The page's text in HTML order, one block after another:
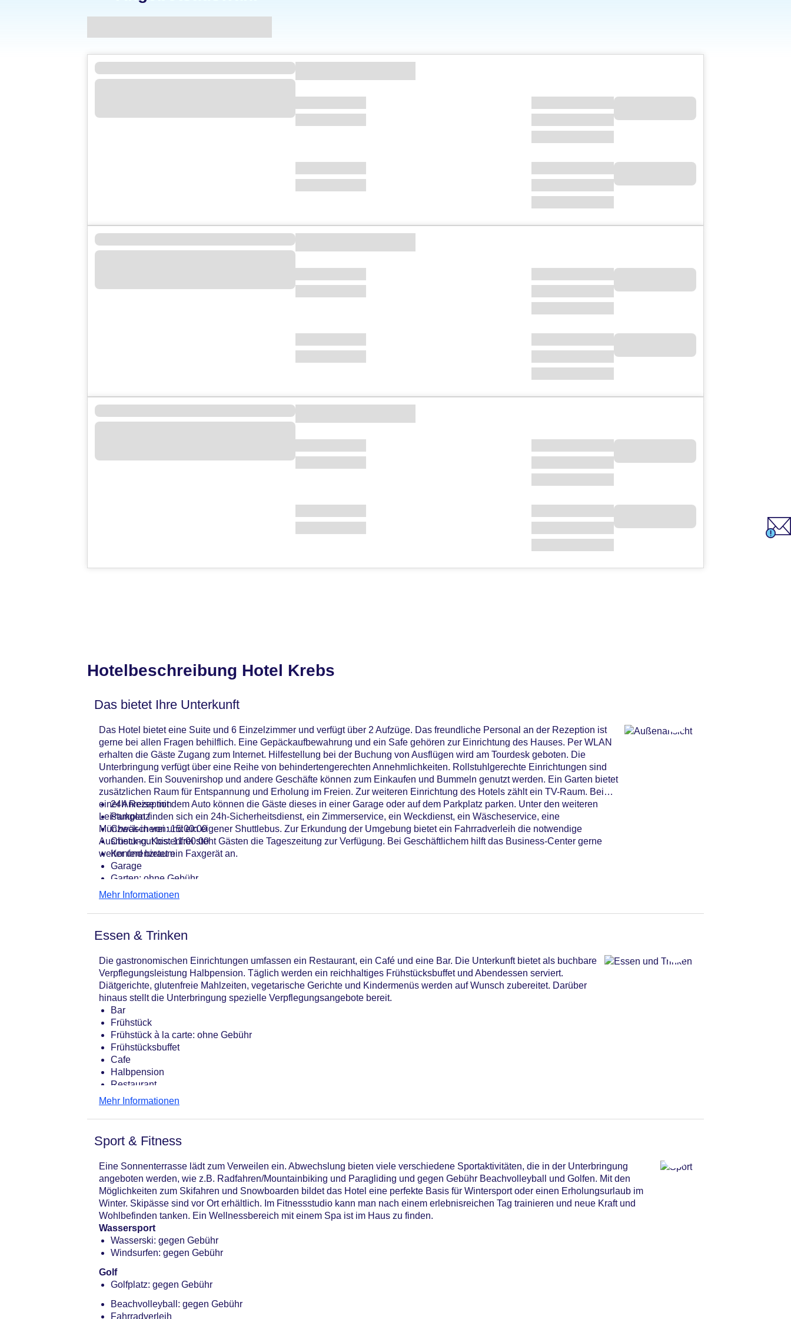
Hotelbeschreibung Hotel Krebs
Das bietet Ihre Unterkunft
Das Hotel bietet eine Suite und 6 Einzelzimmer und verfügt über 2 Aufzüge. Das freundliche Personal an der Rezeption ist
gerne bei allen Fragen behilflich. Eine Gepäckaufbewahrung und ein Safe gehören zur Einrichtung des Hauses. Per WLAN
erhalten die Gäste Zugang zum Internet. Hilfestellung bei der Buchung von Ausflügen wird am Tourdesk geboten. Die
Unterbringung verfügt über eine Reihe von behindertengerechten Annehmlichkeiten. Rollstuhlgerechte Einrichtungen sind
vorhanden. Ein Souvenirshop und andere Geschäfte können zum Einkaufen und Bummeln genutzt werden. Ein Garten bietet
zusätzlichen Raum für Entspannung und Erholung im Freien. Zur weiteren Einrichtung des Hotels zählt ein TV-Raum. Bei
einer Anreise mit dem Auto können die Gäste dieses in einer Garage oder auf dem Parkplatz parken. Unter den weiteren
Leistungen finden sich ein 24h-Sicherheitsdienst, ein Zimmerservice, ein Weckdienst, ein Wäscheservice, eine
Münzwäscherei und ein eigener Shuttlebus. Zur Erkundung der Umgebung bietet ein Fahrradverleih die notwendige
Ausrüstung. Kostenfrei steht Gästen die Tageszeitung zur Verfügung. Bei Geschäftlichem hilft das Business-Center gerne
weiter und bietet ein Faxgerät an.
24h Rezeption
Parkplatz
Check-in von: 15:00:00
Check-out bis: 11:00:00
Konferenzraum
Garage
Garten: ohne Gebühr
Hoteleröffnung: 1875
WLAN/WiFi im Hotel
Anzahl der Konferenzräume: 1
Haustiere
Zimmerservice
Sonnenterrasse
Gesamtanzahl der Stockwerke: 4
Gesamtanzahl der Zimmer: 44
Zahlungsarten: American Express, Diners Club, Mastercard, Visa
Landeskategorie: 4 Sterne
Mehr Informationen
Essen & Trinken
Die gastronomischen Einrichtungen umfassen ein Restaurant, ein Café und eine Bar. Die Unterkunft bietet als buchbare
Verpflegungsleistung Halbpension. Täglich werden ein reichhaltiges Frühstücksbuffet und Abendessen serviert.
Diätgerichte, glutenfreie Mahlzeiten, vegetarische Gerichte und Kindermenüs werden auf Wunsch zubereitet. Darüber
hinaus stellt die Unterbringung spezielle Verpflegungsangebote bereit.
Bar
Frühstück
Frühstück à la carte: ohne Gebühr
Frühstücksbuffet
Cafe
Halbpension
Restaurant
Mehr Informationen
Sport & Fitness
Eine Sonnenterrasse lädt zum Verweilen ein. Abwechslung bieten viele verschiedene Sportaktivitäten, die in der Unterbringung
angeboten werden, wie z.B. Radfahren/Mountainbiking und Paragliding und gegen Gebühr Beachvolleyball und Golfen. Mit den
Möglichkeiten zum Skifahren und Snowboarden bildet das Hotel eine perfekte Basis für Wintersport oder einen Erholungsurlaub im
Winter. Skipässe sind vor Ort erhältlich. Im Fitnessstudio kann man nach einem erlebnisreichen Tag trainieren und neue Kraft und
Wohlbefinden tanken. Ein Wellnessbereich mit einem Spa ist im Haus zu finden.
Wassersport
Wasserski: gegen Gebühr
Windsurfen: gegen Gebühr
Golf
Golfplatz: gegen Gebühr
Beachvolleyball: gegen Gebühr
Fahrradverleih